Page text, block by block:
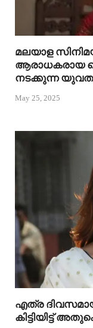
മലയാള
ആരാധകരായ
നടക്കുന്ന
May 25, 2025
എത്ര
കിട്ടിയിട്ട്